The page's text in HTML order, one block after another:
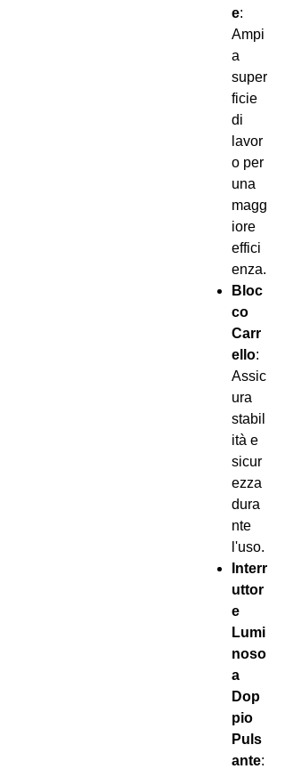
e:
Ampi
a
super
ficie
di
lavor
o per
una
magg
iore
effici
enza.
Bloc
co
Carr
ello:
Assic
ura
stabil
ità e
sicur
ezza
dura
nte
l'uso.
Interr
uttor
e
Lumi
noso
a
Dop
pio
Puls
ante: